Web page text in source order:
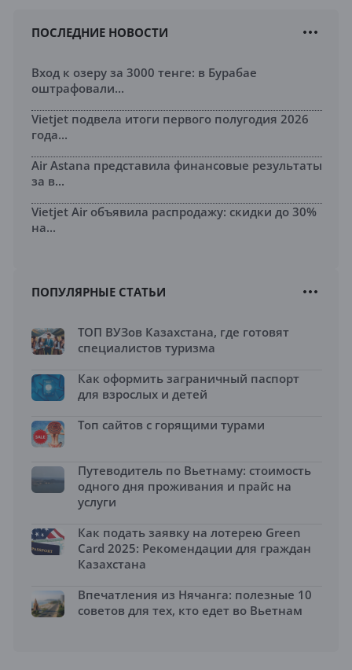
ПОСЛЕДНИЕ НОВОСТИ
Вход к озеру за 3000 тенге: в Бурабае
оштрафовали...
Vietjet подвела итоги первого полугодия 2026
года...
Air Astana представила финансовые результаты
за в...
Vietjet Air объявила распродажу: скидки до 30%
на...
ПОПУЛЯРНЫЕ СТАТЬИ
ТОП ВУЗов Казахстана, где готовят
специалистов туризма
Как оформить заграничный паспорт
для взрослых и детей
Топ сайтов с горящими турами
Путеводитель по Вьетнаму: стоимость
одного дня проживания и прайс на
услуги
Как подать заявку на лотерею Green
Card 2025: Рекомендации для граждан
Казахстана
Впечатления из Нячанга: полезные 10
советов для тех, кто едет во Вьетнам